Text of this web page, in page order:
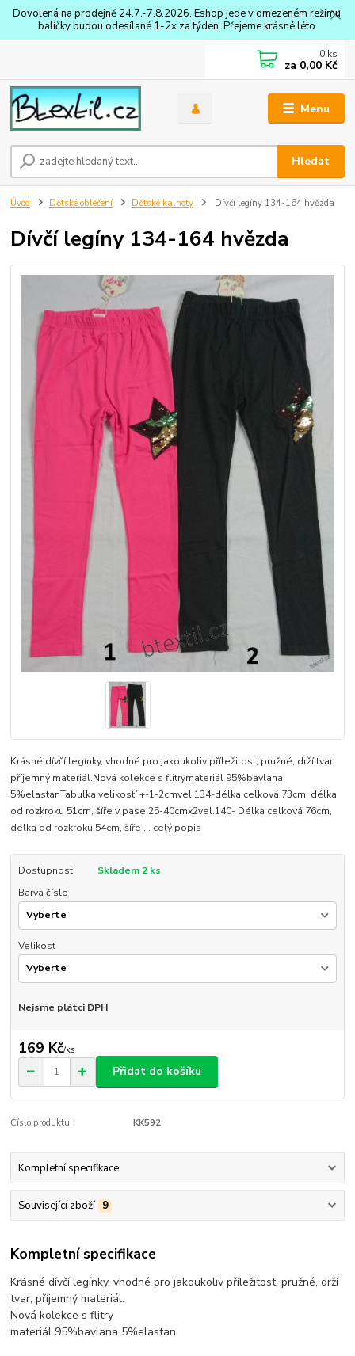
Dovolená na prodejně 24.7.-7.8.2026. Eshop jede v omezeném režimu,
balíčky budou odesílané 1-2x za týden. Přejeme krásné léto.
Menu
Hledat
0 ks
za 0,00 Kč
Úvod Dětské oblečení Dětské kalhoty Dívčí legíny 134-164 hvězda
Dívčí legíny 134-164 hvězda
Krásné dívčí legínky, vhodné pro jakoukoliv příležitost, pružné, drží tvar,
příjemný materiál.Nová kolekce s flitrymateriál 95%bavlana
5%elastanTabulka velikostí +-1-2cmvel.134-délka celková 73cm, délka
od rozkroku 51cm, šíře v pase 25-40cmx2vel.140- Délka celková 76cm,
délka od rozkroku 54cm, šíře ... celý popis
Dostupnost
Skladem 2 ks
Barva číslo
Velikost
Nejsme plátci DPH
169 Kč/ks
Přidat do košíku
Číslo produktu: KK592
Kompletní specifikace
Související zboží 9
Kompletní specifikace
Krásné dívčí legínky, vhodné pro jakoukoliv příležitost, pružné, drží
tvar, příjemný materiál.
Nová kolekce s flitry
materiál 95%bavlana 5%elastan